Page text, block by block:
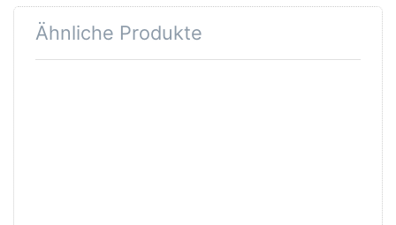
Ähnliche Produkte